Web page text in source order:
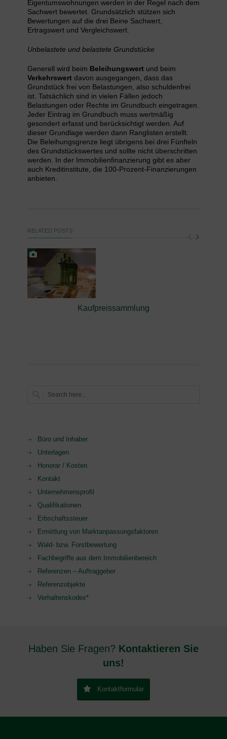
Eigentumswohnungen werden in der Regel nach dem
Sachwert bewertet. Grundsätzlich stützen sich
Bewertungen auf die drei Beine Sachwert,
Ertragswert und Vergleichswert.
Unbelastete und belastete Grundstücke
Generell wird beim Beleihungswert und beim
Verkehrswert davon ausgegangen, dass das
Grundstück frei von Belastungen, also schuldenfrei
ist. Tatsächlich sind in vielen Fällen jedoch
Belastungen oder Rechte im Grundbuch eingetragen.
Jeder Eintrag im Grundbuch muss wertmäßig
gesondert erfasst und berücksichtigt werden. Auf
dieser Grundlage werden dann Ranglisten erstellt.
Die Beleihungsgrenze liegt übrigens bei drei Fünfteln
des Grundstückswertes und sollte nicht überschritten
werden. In der Immobilienfinanzierung gibt es aber
auch Kreditinstitute, die 100-Prozent-Finanzierungen
anbieten.
RELATED POSTS
Kaufpreissammlung
Büro und Inhaber
Unterlagen
Honorar / Kosten
Kontakt
Unternehmensprofil
Qualifikationen
Erbschaftssteuer
Ermittlung von Marktanpassungsfaktoren
Wald- bzw. Forstbewertung
Fachbegriffe aus dem Immobilienbereich
Referenzen – Auftraggeber
Referenzobjekte
Verhaltenskodex*
Haben Sie Fragen? Kontaktieren Sie
uns!
Kontaktformular